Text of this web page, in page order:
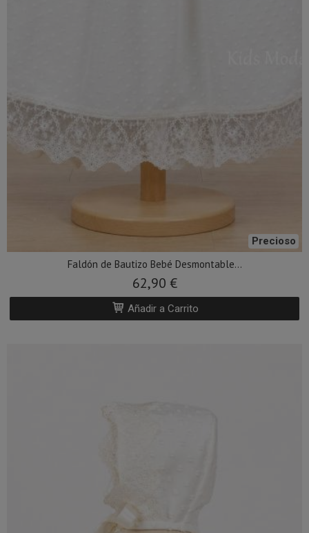
Precioso
Faldón de Bautizo Bebé Desmontable...
62,90 €
Añadir a Carrito